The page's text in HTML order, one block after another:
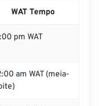
WAT Tempo
pm WAT
am WAT (meia-